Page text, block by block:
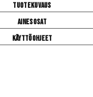
Tuotekuvaus
Ainesosat
Käyttöohjeet